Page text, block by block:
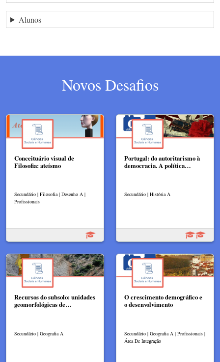
Alunos
Novos Desafios
Conceituário visual de
Filosofia: ateísmo
Secundário | Filosofia | Desenho A |
Profissionais
Portugal: do autoritarismo à
democracia. A política…
Secundário | História A
Recursos do subsolo: unidades
geomorfológicas de…
Secundário | Geografia A
O crescimento demográfico e
o desenvolvimento
Secundário | Geografia A | Profissionais |
Área De Integração